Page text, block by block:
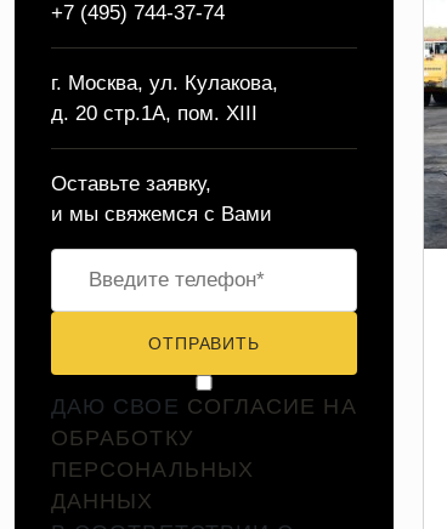
+7 (495) 744-37-74
г. Москва, ул. Кулакова,
д. 20 стр.1А, пом. XIII
Оставьте заявку,
и мы свяжемся с Вами
ОТПРАВИТЬ
ДАЮ СВОЕ СОГЛАСИЕ НА
ОБРАБОТКУ
ПЕРСОНАЛЬНЫХ
ДАННЫХ